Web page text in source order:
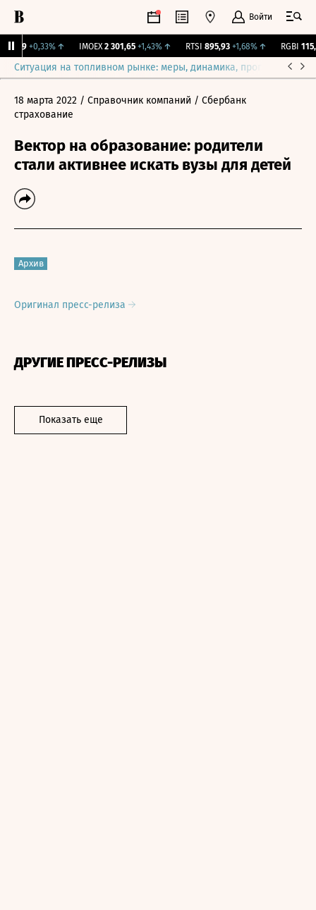
Войти
+0,33%↑ IMOEX 2 301,65 +1,43%↑ RTSI 895,93 +1,68%↑ RGBI
Ситуация на топливном рынке: меры, динамика, прогнозы
18 марта 2022 / Справочник компаний / Сбербанк
страхование
Вектор на образование: родители
стали активнее искать вузы для детей
Архив
Оригинал пресс-релиза
ДРУГИЕ ПРЕСС-РЕЛИЗЫ
Показать еще